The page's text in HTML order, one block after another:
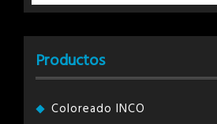
Productos
Coloreado INCO